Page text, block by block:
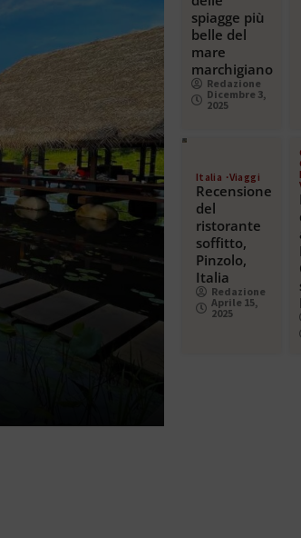
spiagge più
belle del
mare
marchigiano
Redazione
Dicembre 3,
2025
Italia Viaggi
Recensione
del
ristorante
soffitto,
Pinzolo,
Italia
Redazione
Aprile 15,
2025